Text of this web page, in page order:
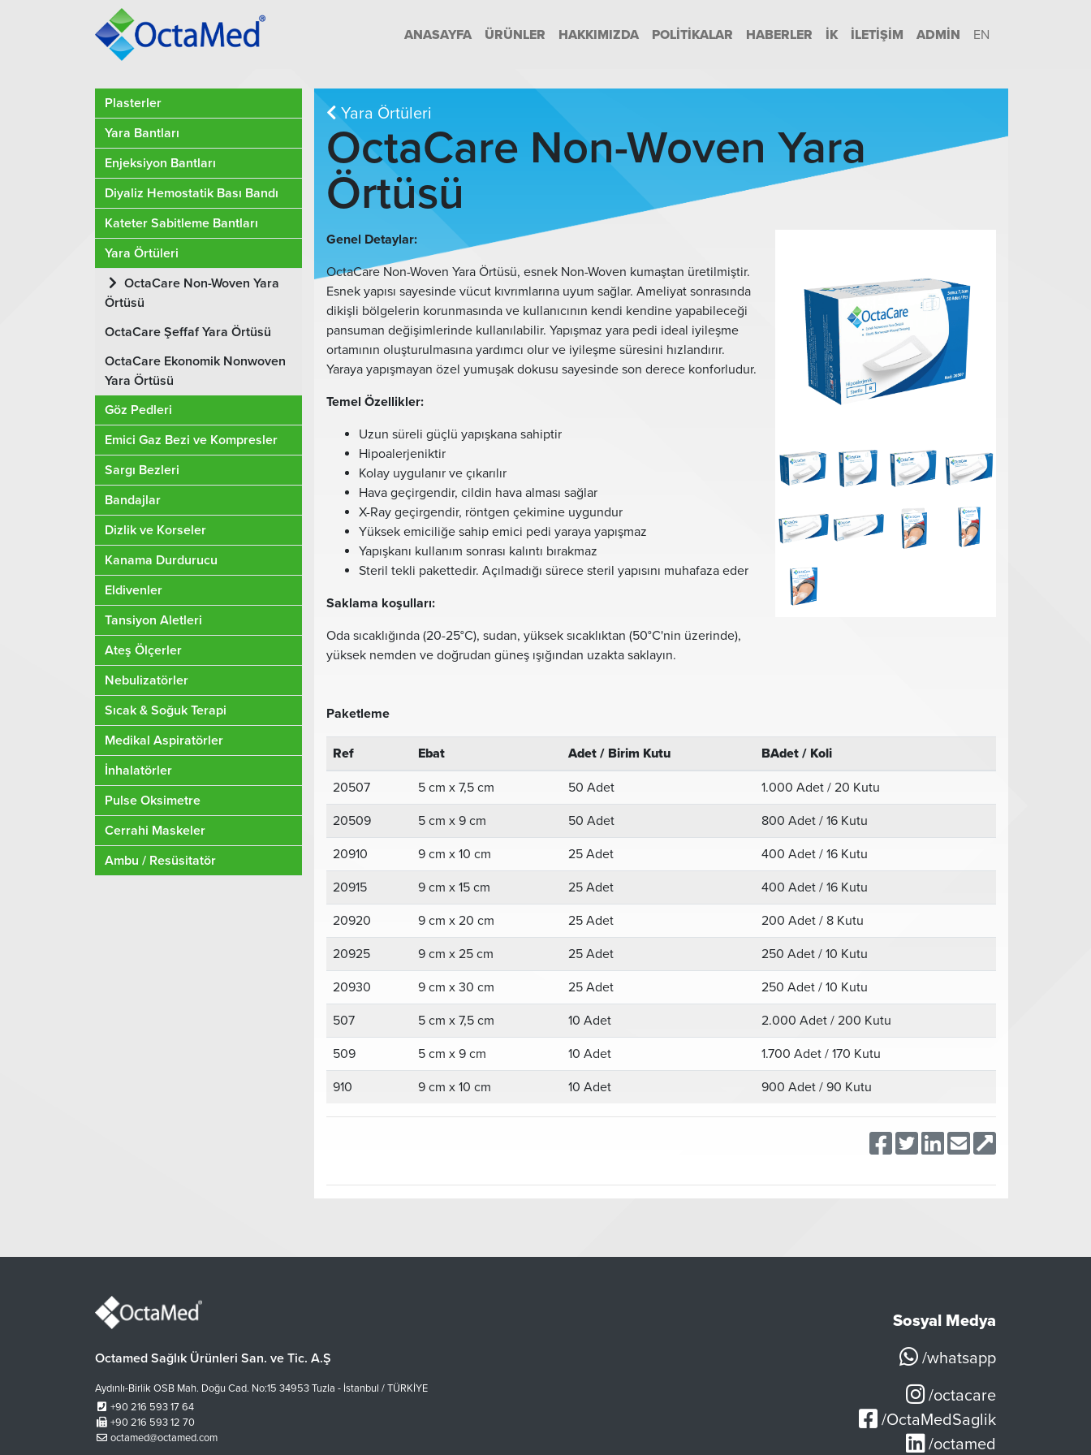
ANASAYFA ÜRÜNLER HAKKIMIZDA POLITIKALAR HABERLER İK İLETIŞIM ADMIN EN
Yara Örtüleri
OctaCare Non-Woven Yara
Örtüsü
Genel Detaylar:
OctaCare Non-Woven Yara Örtüsü, esnek Non-Woven kumaştan üretilmiştir.
Esnek yapısı sayesinde vücut kıvrımlarına uyum sağlar. Ameliyat sonrasında
dikişli bölgelerin korunmasında ve kullanıcının kendi kendine yapabileceği
pansuman değişimlerinde kullanılabilir. Yapışmaz yara pedi ideal iyileşme
ortamının oluşturulmasına yardımcı olur ve iyileşme süresini hızlandırır.
Yaraya yapışmayan özel yumuşak dokusu sayesinde son derece konforludur.
Temel Özellikler:
Uzun süreli güçlü yapışkana sahiptir
Hipoalerjeniktir
Kolay uygulanır ve çıkarılır
Hava geçirgendir, cildin hava alması sağlar
X-Ray geçirgendir, röntgen çekimine uygundur
Yüksek emiciliğe sahip emici pedi yaraya yapışmaz
Yapışkanı kullanım sonrası kalıntı bırakmaz
Steril tekli pakettedir. Açılmadığı sürece steril yapısını muhafaza eder
Saklama koşulları:
Oda sıcaklığında (20-25°C), sudan, yüksek sıcaklıktan (50°C'nin üzerinde),
yüksek nemden ve doğrudan güneş ışığından uzakta saklayın.
Paketleme
Ref Ebat Adet / Birim Kutu BAdet / Koli
20507 5 cm x 7,5 cm 50 Adet 1.000 Adet / 20 Kutu
20509 5 cm x 9 cm 50 Adet 800 Adet / 16 Kutu
20910 9 cm x 10 cm 25 Adet 400 Adet / 16 Kutu
20915 9 cm x 15 cm 25 Adet 400 Adet / 16 Kutu
20920 9 cm x 20 cm 25 Adet 200 Adet / 8 Kutu
20925 9 cm x 25 cm 25 Adet 250 Adet / 10 Kutu
20930 9 cm x 30 cm 25 Adet 250 Adet / 10 Kutu
507 5 cm x 7,5 cm 10 Adet 2.000 Adet / 200 Kutu
509 5 cm x 9 cm 10 Adet 1.700 Adet / 170 Kutu
910 9 cm x 10 cm 10 Adet 900 Adet / 90 Kutu
Plasterler
Yara Bantları
Enjeksiyon Bantları
Diyaliz Hemostatik Bası Bandı
Kateter Sabitleme Bantları
Yara Örtüleri
OctaCare Non-Woven Yara
Örtüsü
OctaCare Şeffaf Yara Örtüsü
OctaCare Ekonomik Nonwoven
Yara Örtüsü
Göz Pedleri
Emici Gaz Bezi ve Kompresler
Sargı Bezleri
Bandajlar
Dizlik ve Korseler
Kanama Durdurucu
Eldivenler
Tansiyon Aletleri
Ateş Ölçerler
Nebulizatörler
Sıcak & Soğuk Terapi
Medikal Aspiratörler
İnhalatörler
Pulse Oksimetre
Cerrahi Maskeler
Ambu / Resüsitatör
Octamed Sağlık Ürünleri San. ve Tic. A.Ş
Aydınlı-Birlik OSB Mah. Doğu Cad. No:15 34953 Tuzla - İstanbul / TÜRKİYE
+90 216 593 17 64
+90 216 593 12 70
octamed@octamed.com
Sosyal Medya
/whatsapp
/octacare
/OctaMedSaglik
/octamed